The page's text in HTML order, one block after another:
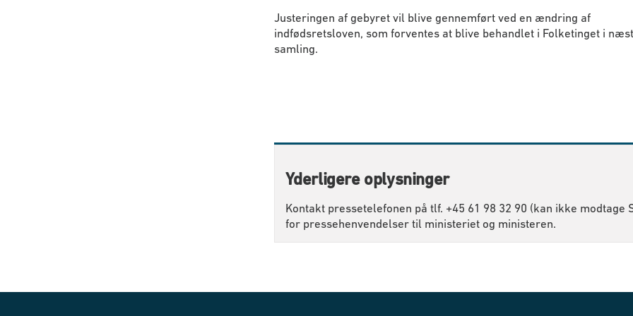
Justeringen af gebyret vil blive gennemført ved en ændring af
indfødsretsloven, som forventes at blive behandlet i Folketinget i
samling.
Yderligere oplysninger
Kontakt pressetelefonen på tlf. +45 61 98 32 90 (kan ikke modtage
for pressehenvendelser til ministeriet og ministeren.